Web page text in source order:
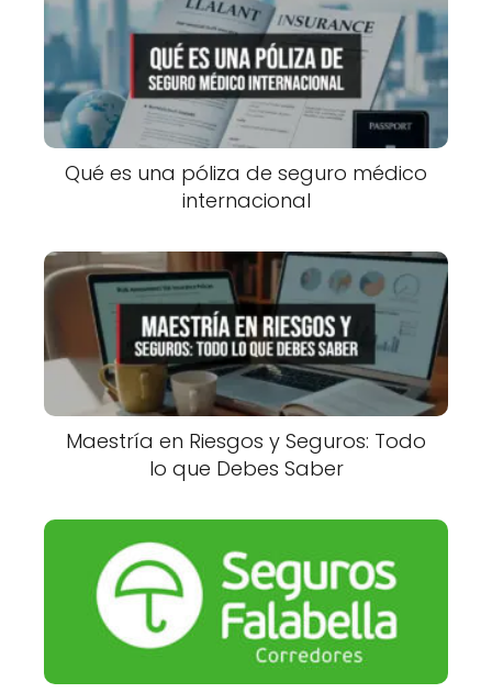
Qué es una póliza de seguro médico
internacional
Maestría en Riesgos y Seguros: Todo
lo que Debes Saber